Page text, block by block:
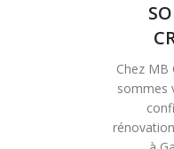
Chez MB
sommes